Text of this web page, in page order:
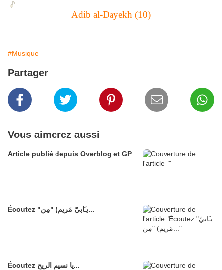
Adib al-Dayekh (10)
#Musique
Partager
Vous aimerez aussi
Article publié depuis Overblog et GP
Écoutez "يـَابيّ مَريم) "مِن...
Écoutez يا نسيم الريح...